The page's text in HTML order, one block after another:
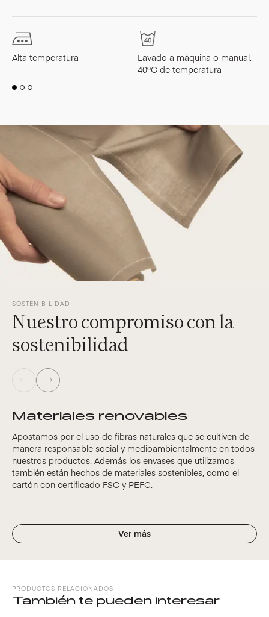
Alta temperatura
Lavado a máquina o manual.
40ºC de temperatura
SOSTENIBILIDAD
Nuestro compromiso con la
sostenibilidad
Materiales renovables
Apostamos por el uso de fibras naturales que se cultiven de
manera responsable social y medioambientalmente en todos
nuestros productos. Además los envases que utilizamos
también están hechos de materiales sostenibles, como el
cartón con certificado FSC y PEFC.
Ver más
PRODUCTOS RELACIONADOS
También te pueden interesar